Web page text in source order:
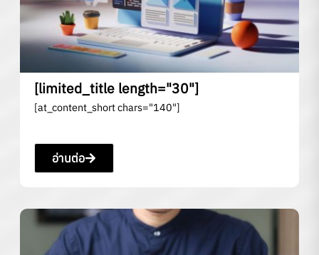
[limited_title length="30"]
[at_content_short chars="140"]
อ่านต่อ